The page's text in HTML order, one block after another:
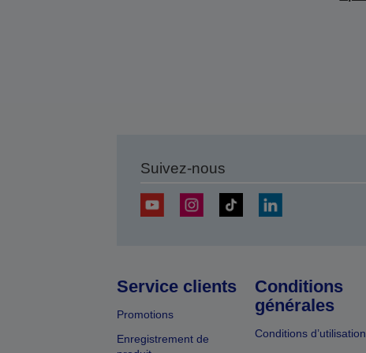
Suivez-nous
Service clients
Promotions
Enregistrement de
Conditions
générales
Conditions d’utilisation